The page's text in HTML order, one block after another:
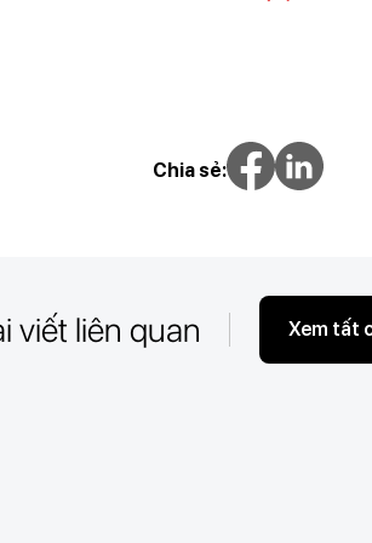
Chia sẻ:
viết liên quan Xem tất